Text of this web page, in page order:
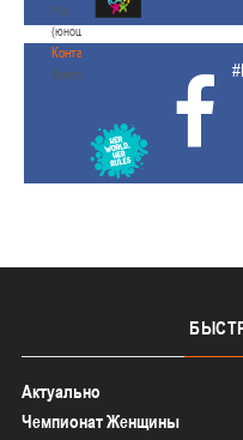
гг.р.
(юноши)
Контакты
Контакты
Актуально
Чемпионат Женщины